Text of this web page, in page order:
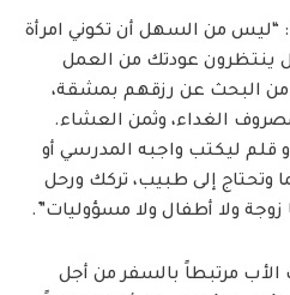
“ليس من السهل أن تكوني امرأة
ينتظرون عودتك من العمل
من البحث عن رزقهم بمشقة،
الغداء، وثمن العشاء.
قلم ليكتب واجبه المدرسي أو
وتحتاج إلى طبيب، تركك ورحل
ولا أطفال ولا مسؤوليات”.
الأب مرتبطاً بالسفر من أجل